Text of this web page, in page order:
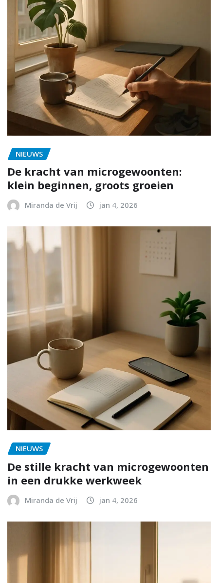
NIEUWS
De kracht van microgewoonten:
klein beginnen, groots groeien
Miranda de Vrij jan 4, 2026
NIEUWS
De stille kracht van microgewoonten
in een drukke werkweek
Miranda de Vrij jan 4, 2026